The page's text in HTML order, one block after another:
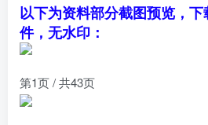
以下为资料部分截图预览，
件，无水印：
第1页 / 共43页